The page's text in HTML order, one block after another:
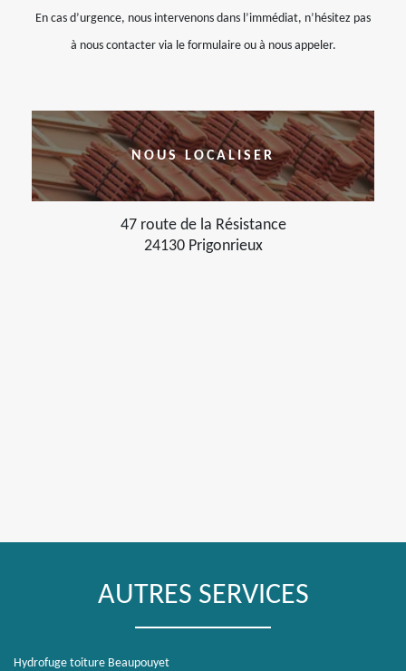
En cas d’urgence, nous intervenons dans l’immédiat, n’hésitez pas
à nous contacter via le formulaire ou à nous appeler.
NOUS LOCALISER
47 route de la Résistance
24130 Prigonrieux
AUTRES SERVICES
Hydrofuge toiture Beaupouyet